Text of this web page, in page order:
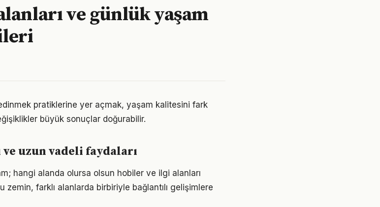
ve günlük yaşam
pratiklerine yer açmak, yaşam kalitesini fark
büyük sonuçlar doğurabilir.
uzun vadeli faydaları
hangi alanda olursa olsun hobiler ve ilgi alanları
zemin, farklı alanlarda birbiriyle bağlantılı gelişimlere